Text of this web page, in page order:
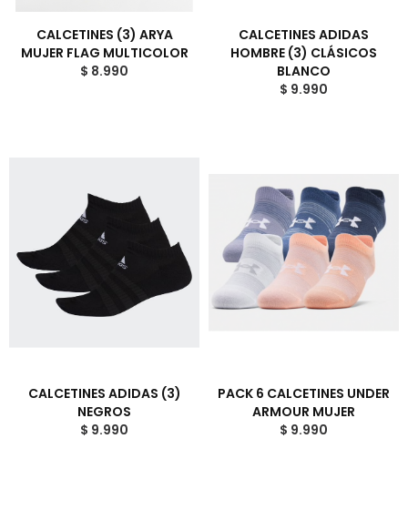
CALCETINES (3) ARYA
MUJER FLAG MULTICOLOR
$ 8.990
CALCETINES ADIDAS
HOMBRE (3) CLÁSICOS
BLANCO
$ 9.990
CALCETINES ADIDAS (3)
NEGROS
$ 9.990
PACK 6 CALCETINES UNDER
ARMOUR MUJER
$ 9.990